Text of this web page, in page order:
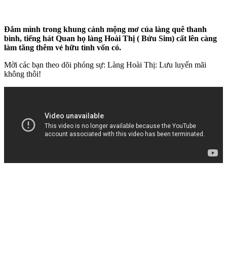
Đắm mình trong khung cảnh mộng mơ của làng quê thanh
bình, tiếng hát Quan họ làng Hoài Thị ( Bửu Sim) cất lên càng
làm tăng thêm vẻ hữu tình vốn có.
Mời các bạn theo dõi phóng sự: Làng Hoài Thị: Lưu luyến mãi
không thôi!